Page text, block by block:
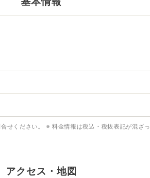
せください。
※ 料金情報は税込・税抜表記が混ざ
アクセス・地図